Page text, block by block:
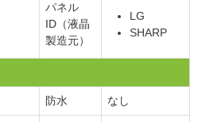
パネル
ID（液晶
製造元）
LG
SHARP
防水 なし